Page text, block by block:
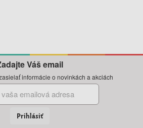
Váš email
informácie o novinkách a akciách
Prihlásiť